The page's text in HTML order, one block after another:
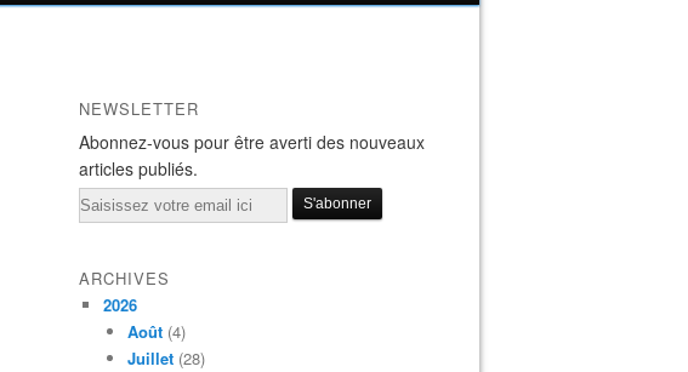
NEWSLETTER
Abonnez-vous pour être averti des nouveaux
articles publiés.
Email
ARCHIVES
2026
Août (4)
Juillet (28)